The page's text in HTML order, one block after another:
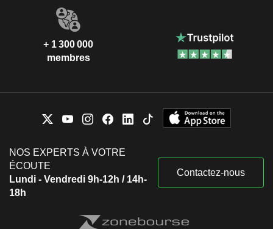
+ 1 300 000
membres
NOS EXPERTS À VOTRE
ÉCOUTE
Lundi - Vendredi 9h-12h / 14h-
18h
Contactez-nous